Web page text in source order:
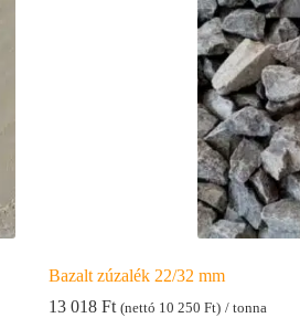
Bazalt zúzalék 22/32 mm
13 018 Ft (nettó 10 250 Ft) / tonna